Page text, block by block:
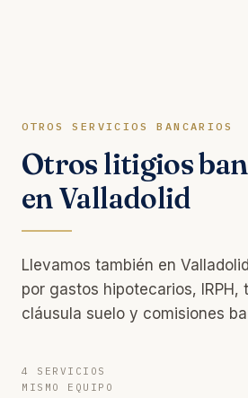
OTROS SERVICIOS BANCARIOS
Otros litigios
en Valladolid
Llevamos también en
por gastos hipotecarios,
cláusula suelo y comisiones
4 SERVICIOS
MISMO EQUIPO